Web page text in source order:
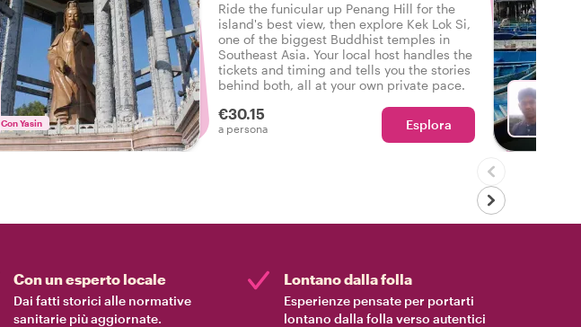
Con Yasin
Ride the funicular up Penang Hill for the
island's best view, then explore Kek Lok Si,
one of the biggest Buddhist temples in
Southeast Asia. Your local host handles the
tickets and timing and tells you the stories
behind both, all at your own private pace.
€30.15
a persona Esplora
Con un esperto locale
Dai fatti storici alle normative
sanitarie più aggiornate.
Lontano dalla folla
Esperienze pensate per portarti
lontano dalla folla verso autentici